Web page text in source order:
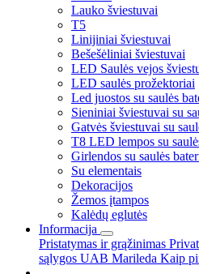
Lauko šviestuvai
T5
Linijiniai šviestuvai
Bešešėliniai šviestuvai
LED Saulės vejos
LED saulės prožektoriai
Led juostos su saulės
Sieniniai šviestuvai su
Gatvės šviestuvai su
T8 LED lempos su
Girlendos su saulės
Su elementais
Dekoracijos
Žemos įtampos
Kalėdų eglutės
Informacija
Pristatymas ir grąžinimas
sąlygos UAB Marileda Kaip